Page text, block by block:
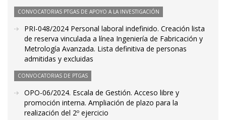
CONVOCATORIAS PTGAS DE APOYO A LA INVESTIGACIÓN
PRI-048/2024 Personal laboral indefinido. Creación lista
de reserva vinculada a línea Ingeniería de Fabricación y
Metrología Avanzada. Lista definitiva de personas
admitidas y excluidas
CONVOCATORIAS DE PTGAS
OPO-06/2024. Escala de Gestión. Acceso libre y
promoción interna. Ampliación de plazo para la
realización del 2º ejercicio